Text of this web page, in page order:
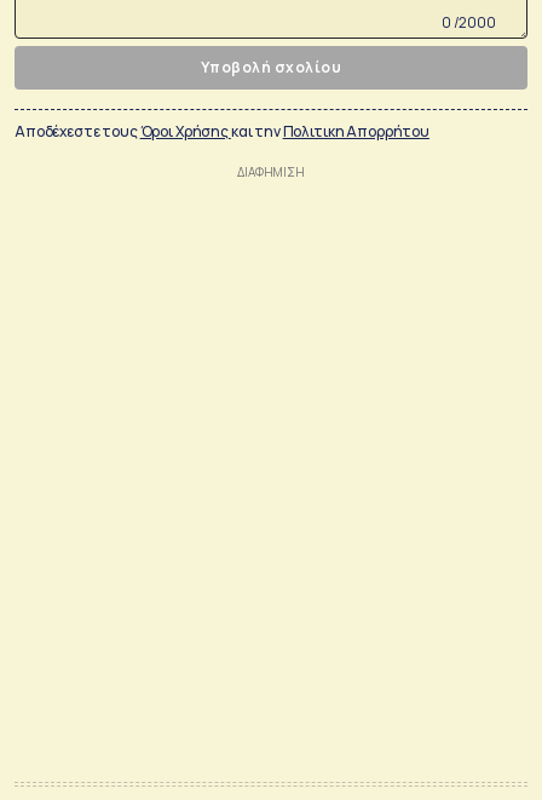
0 /2000
Υποβολή σχολίου
Αποδέχεστε τουςΌροι Χρήσηςκαι τηνΠολιτικη Απορρήτου